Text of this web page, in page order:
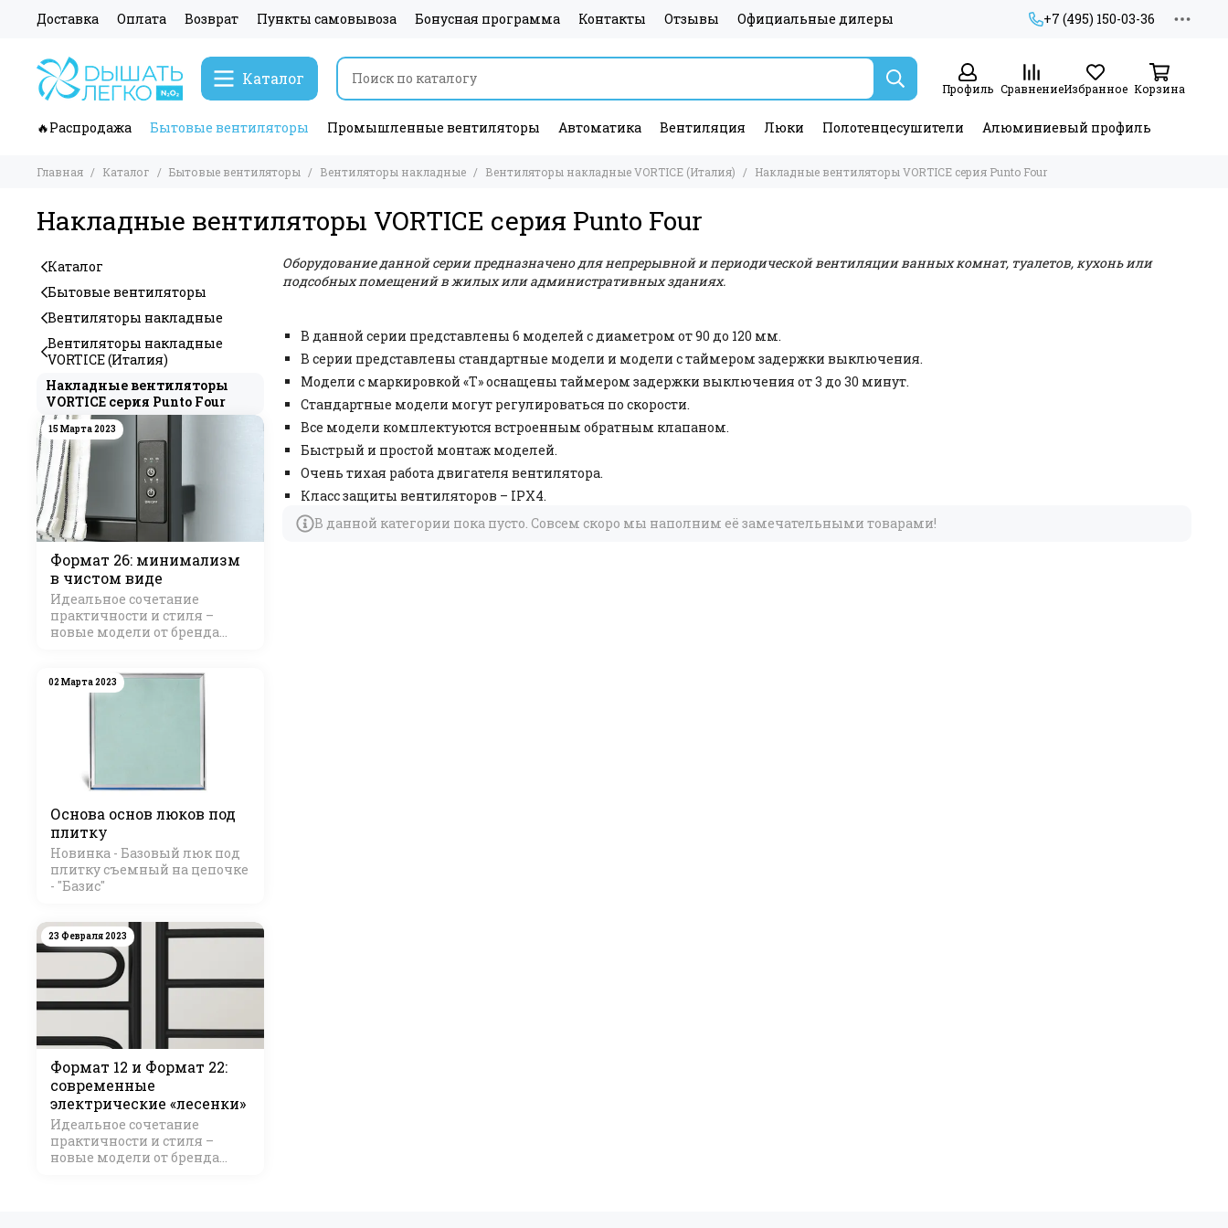
Доставка Оплата Возврат Пункты самовывоза Бонусная программа Контакты Отзывы Официальные дилеры +7 (495) 150-03-36
Каталог
Профиль СравнениеИзбранное Корзина
🔥Распродажа Бытовые вентиляторы Промышленные вентиляторы Автоматика Вентиляция Люки Полотенцесушители Алюминиевый профиль
Главная Каталог Бытовые вентиляторы Вентиляторы накладные Вентиляторы накладные VORTICE (Италия) Накладные вентиляторы VORTICE серия Punto Four
Накладные вентиляторы VORTICE серия Punto Four
Оборудование данной серии предназначено для непрерывной и периодической вентиляции ванных комнат, туалетов, кухонь или
подсобных помещений в жилых или административных зданиях.
В данной серии представлены 6 моделей с диаметром от 90 до 120 мм.
В серии представлены стандартные модели и модели с таймером задержки выключения.
Модели с маркировкой «Т» оснащены таймером задержки выключения от 3 до 30 минут.
Стандартные модели могут регулироваться по скорости.
Все модели комплектуются встроенным обратным клапаном.
Быстрый и простой монтаж моделей.
Очень тихая работа двигателя вентилятора.
Класс защиты вентиляторов – IPX4.
В данной категории пока пусто. Совсем скоро мы наполним её замечательными товарами!
Каталог
Бытовые вентиляторы
Вентиляторы накладные
Вентиляторы накладные
VORTICE (Италия)
Накладные вентиляторы
VORTICE серия Punto Four
15 Марта 2023
Формат 26: минимализм
в чистом виде
Идеальное сочетание
практичности и стиля –
новые модели от бренда
02 Марта 2023
Основа основ люков под
плитку
Новинка - Базовый люк под
плитку съемный на цепочке
- "Базис"
23 Февраля 2023
Формат 12 и Формат 22:
современные
электрические «лесенки»
Идеальное сочетание
практичности и стиля –
новые модели от бренда